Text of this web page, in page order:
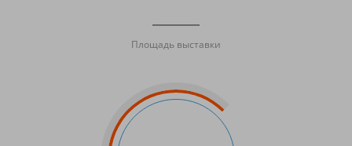
Площадь выставки